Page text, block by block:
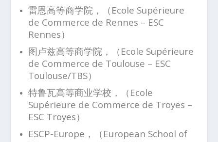
雷恩高等商学院，（Ecole Supérieure
de Commerce de Rennes – ESC
Rennes）
图卢兹高等商学院，（Ecole Supérieure
de Commerce de Toulouse – ESC
Toulouse/TBS）
特鲁瓦高等商业学校，（Ecole
Supérieure de Commerce de Troyes –
ESC Troyes）
ESCP-Europe，（European School of